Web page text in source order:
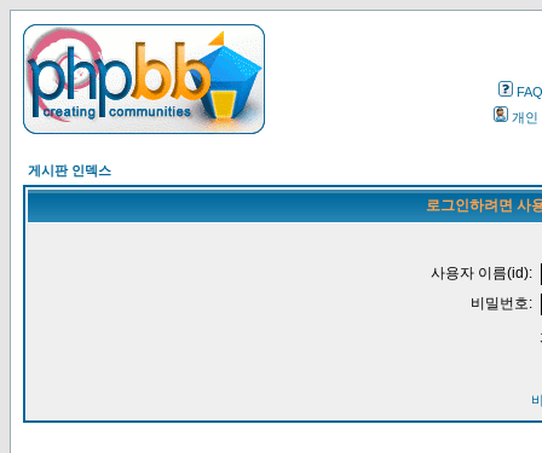
FAQ
개인
게시판 인덱스
로그인하려면 사
사용자 이름(id):
비밀번호: